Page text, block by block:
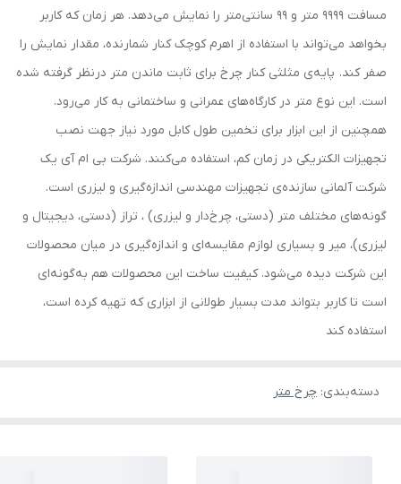
مسافت 9999 متر و 99 سانتی‌متر را نمایش می‌دهد. هر زمان که کاربر
بخواهد می‌تواند با استفاده از اهرم کوچک کنار شمارنده، مقدار نمایش را
صفر کند. پایه‌ی مثلثی کنار چرخ برای ثابت ماندن متر درنظر گرفته شده
است. این نوع متر در کارگاه‌های عمرانی و ساختمانی به کار می‌رود.
همچنین از این ابزار برای تخمین طول کابل مورد نیاز جهت نصب
تجهیزات الکتریکی در زمان کم، استفاده می‌کنند. شرکت بی ام آی یک
شرکت آلمانی سازنده‌ی تجهیزات مهندسی اندازه‌گیری و لیزری است.
گونه‌های مختلف متر (دستی، چرخ‌دار و لیزری) ، تراز (دستی، دیجیتال و
لیزری)، میر و بسیاری لوازم مقایسه‌ای و اندازه‌گیری در میان محصولات
این شرکت دیده‌ می‌شود. کیفیت ساخت این محصولات هم به‌گونه‌ای
است تا کاربر بتواند مدت بسیار طولانی از ابزاری که تهیه کرده است،
استفاده کند
دسته‌بندی: چرخ متر